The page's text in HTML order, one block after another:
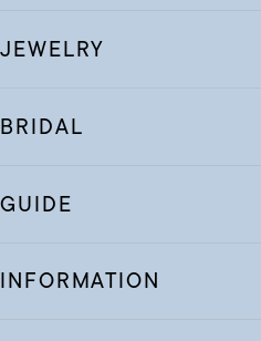
JEWELRY
BRIDAL
GUIDE
INFORMATION